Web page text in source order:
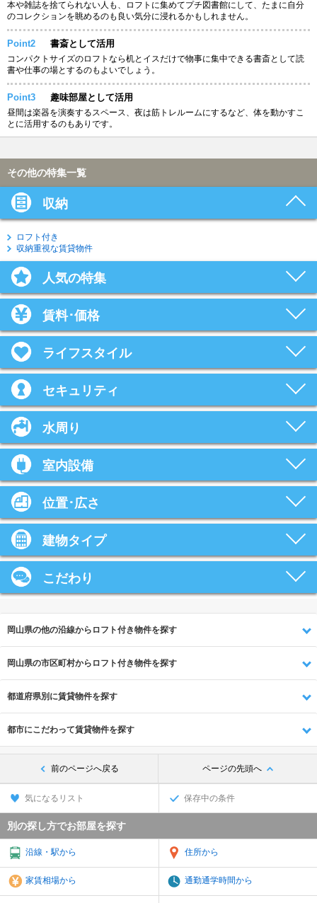
本や雑誌を捨てられない人も、ロフトに集めてプチ図書館にして、たまに自分
のコレクションを眺めるのも良い気分に浸れるかもしれません。
Point2 書斎として活用
コンパクトサイズのロフトなら机とイスだけで物事に集中できる書斎として読
書や仕事の場とするのもよいでしょう。
Point3 趣味部屋として活用
昼間は楽器を演奏するスペース、夜は筋トレルームにするなど、体を動かすこ
とに活用するのもありです。
その他の特集一覧
収納
ロフト付き
収納重視な賃貸物件
人気の特集
賃料･価格
ライフスタイル
セキュリティ
水周り
室内設備
位置･広さ
建物タイプ
こだわり
岡山県の他の沿線からロフト付き物件を探す
岡山県の市区町村からロフト付き物件を探す
都道府県別に賃貸物件を探す
都市にこだわって賃貸物件を探す
前のページへ戻る ページの先頭へ
気になるリスト 保存中の条件
別の探し方でお部屋を探す
沿線・駅から 住所から
家賃相場から 通勤通学時間から